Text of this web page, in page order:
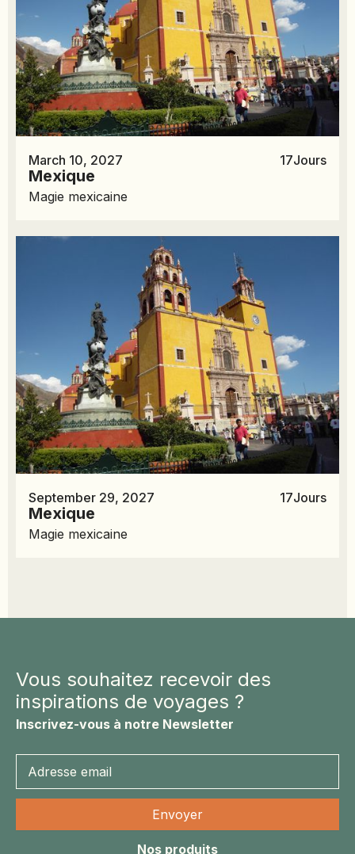
March 10, 2027 17Jours
Mexique
Magie mexicaine
September 29, 2027 17Jours
Mexique
Magie mexicaine
Vous souhaitez recevoir des
inspirations de voyages ?
Inscrivez-vous à notre Newsletter
Nos produits